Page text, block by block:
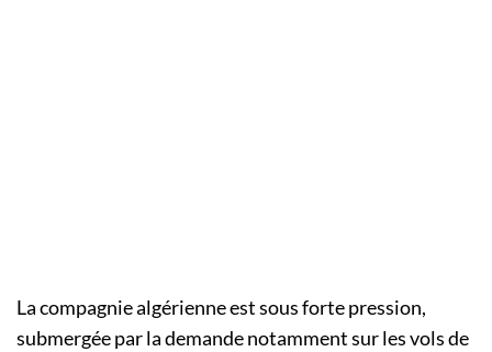
La compagnie algérienne est sous forte pression,
submergée par la demande notamment sur les vols de